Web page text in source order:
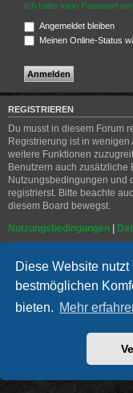
Diese Website
bestmöglichen
bieten. Mehr
Ich habe mein Passwort
Angemeldet bleiben
Meinen Online-Status
REGISTRIEREN
Du musst in diesem Forum
Registrierung ist in
weitere Funktionen
Benutzern auch zusätzliche
Nutzungsbedingungen und
registrierst. Bitte beachte
diesem Board bewegst.
Nutzungsbedingungen |
Registrieren
Foren-Übersicht